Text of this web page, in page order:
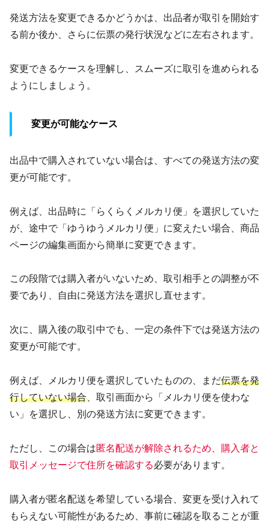
発送方法を変更できるかどうかは、出品者が取引を開始す
る前か後か、さらに伝票の発行状況などに左右されます。
変更できるケースを理解し、スムーズに取引を進められる
ようにしましょう。
変更が可能なケース
出品中で購入されていない場合は、すべての発送方法の変
更が可能です。
例えば、出品時に「らくらくメルカリ便」を選択していた
が、途中で「ゆうゆうメルカリ便」に変えたい場合、商品
ページの編集画面から簡単に変更できます。
この段階では購入者がいないため、取引相手との調整が不
要であり、自由に発送方法を選択し直せます。
次に、購入後の取引中でも、一定の条件下では発送方法の
変更が可能です。
例えば、メルカリ便を選択していたものの、まだ伝票を発
行していない場合 、取引画面から「メルカリ便を使わな
い」を選択し、別の発送方法に変更できます。
ただし、この場合は匿名配送が解除されるため、購入者と
取引メッセージで住所を確認する必要があります。
購入者が匿名配送を希望している場合、変更を受け入れて
もらえない可能性があるため、事前に確認を取ることが重